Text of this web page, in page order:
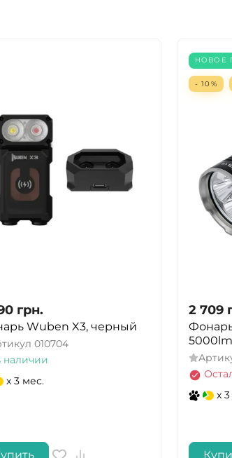
грн.
Wuben X3, черный
010704
наличии
x 3 мес.
НОВОЕ
- 10%
2 709
x